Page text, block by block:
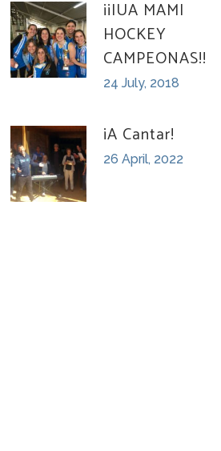
¡¡IUA MAMI
HOCKEY
CAMPEONAS!!
24 July, 2018
¡A Cantar!
26 April, 2022